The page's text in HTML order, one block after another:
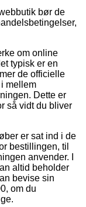
bør de
om online
typisk er en
de officielle
mellem
Dette er
så vidt du bliver
er sat ind i de
bestillingen, til
anvender. I
altid beholder
bevise sin
om du